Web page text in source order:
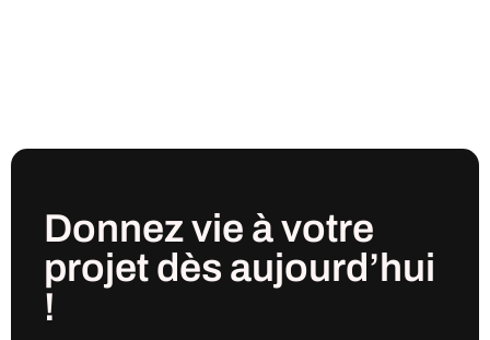
Donnez vie à votre
projet dès aujourd’hui
!